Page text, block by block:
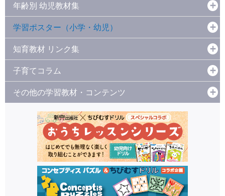
年齢別 幼児教材集
学習ポスター（小学・幼児）
知育教材 リンク集
子育てコラム
その他の学習教材・コンテンツ